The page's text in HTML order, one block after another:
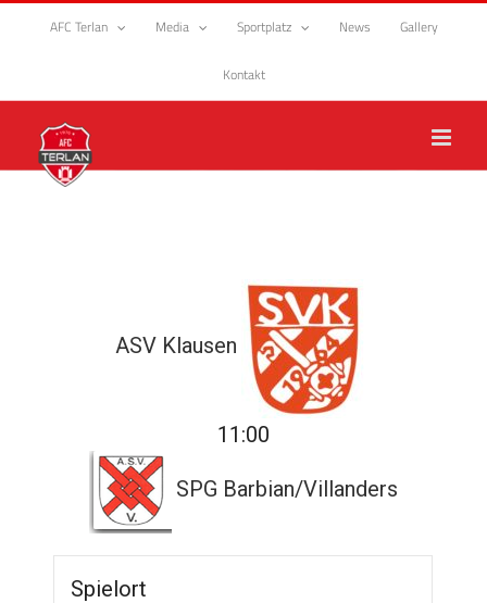
Zum
AFC Terlan Media Sportplatz News Gallery
Kontakt
ASV Klausen
11:00
SPG Barbian/Villanders
Spielort